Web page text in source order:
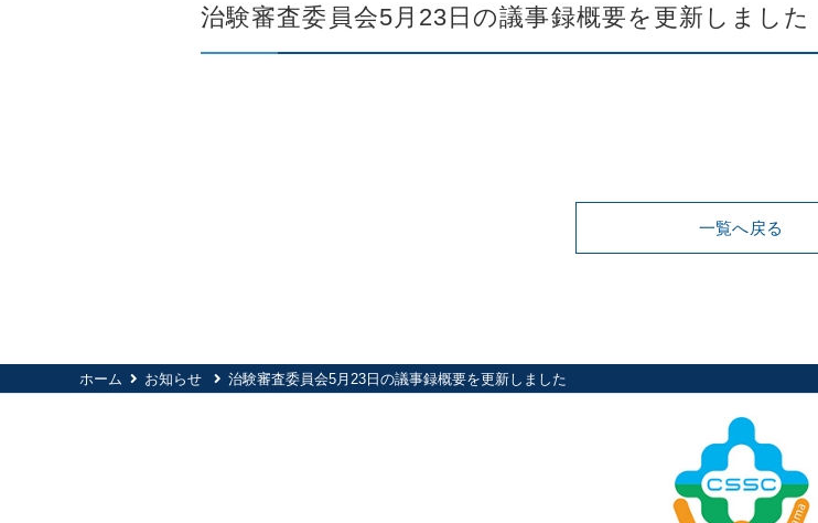
治験審査委員会5月23日の議事録概要を更新しました
一覧へ戻る
ホーム お知らせ 治験審査委員会5月23日の議事録概要を更新しました